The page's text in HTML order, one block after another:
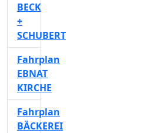
BECK
+
SCHUBERT
Fahrplan
EBNAT
KIRCHE
Fahrplan
BÄCKEREI